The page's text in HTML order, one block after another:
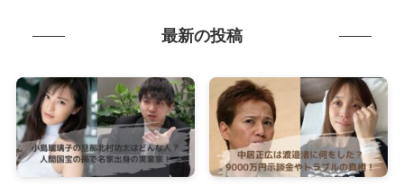
最新の投稿